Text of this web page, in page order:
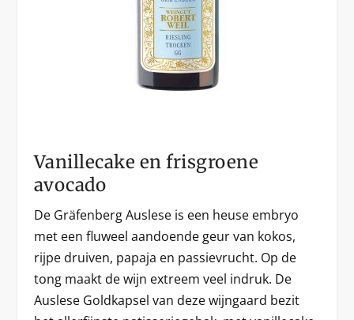
Vanillecake en frisgroene
avocado
De Gräfenberg Auslese is een heuse embryo
met een fluweel aandoende geur van kokos,
rijpe druiven, papaja en passievrucht. Op de
tong maakt de wijn extreem veel indruk. De
Auslese Goldkapsel van deze wijngaard bezit